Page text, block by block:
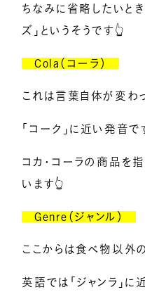
ちなみに省略したいと
ズ」というそうです👆
Cola（コーラ）
これは言葉自体が変わ
「コーク」に近い発音で
コカ・コーラの商品を
います👆
Genre（ジャンル）
ここからは食べ物以外
英語では「ジャンラ」に